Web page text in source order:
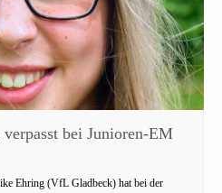
bei Junioren-EM
Ehring (VfL Gladbeck) hat bei der